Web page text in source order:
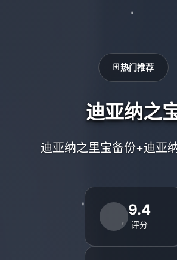
🃏 热门推荐
迪亚纳之
迪亚纳之里宝备份+迪亚
9.4
评分